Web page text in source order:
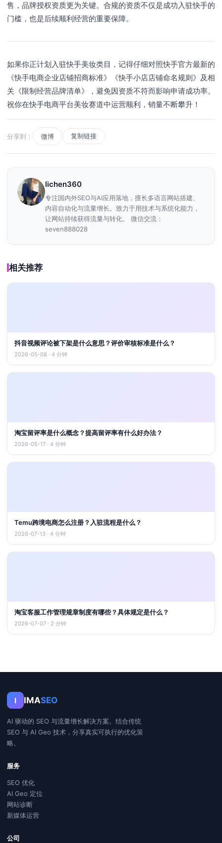
售，品牌授权资质更为关键。合规的资质不仅是成功入驻快手的
门槛，也是后续顺利经营的重要保障。
如果你正计划入驻快手美妆类目，记得仔细对照快手官方最新的
《快手电商企业店铺招商标准》《快手小店店铺命名规则》及相
关《限制经营品牌清单》，避免因资质不符而影响申请成功率。
祝你在快手电商平台美妆赛道中运营顺利，销量不断攀升！
分享到： 微博 复制链接
lichen360
专注国内外SEO与AI应用落地，擅长多语言网站搭建、
内容自动化与流量增长。致力于用技术与系统化能力，
让网站持续获得流量与转化。 微信交流：
seven888028
相关推荐
抖音视频评论被下架是什么意思？评价审核标准是什么？
2026-05-08 · 4 分钟
淘宝留评率是什么概念？提高留评率有什么好办法？
2026-05-17 · 4 分钟
Temu跨境电商怎么注册？入驻流程是什么？
2026-07-13 · 4 分钟
淘宝客服工作管理规章制度有哪些？具体规定是什么？
2026-07-07 · 2 分钟
I IMASEO
AI 驱动的 SEO 与流量增长解决方案。结合传统
SEO 与 AI Geo 技术，分享真实可执行的优化策
略。
服务
SEO 优化
AI Geo 定位
网站诊断
新媒体运营
公司